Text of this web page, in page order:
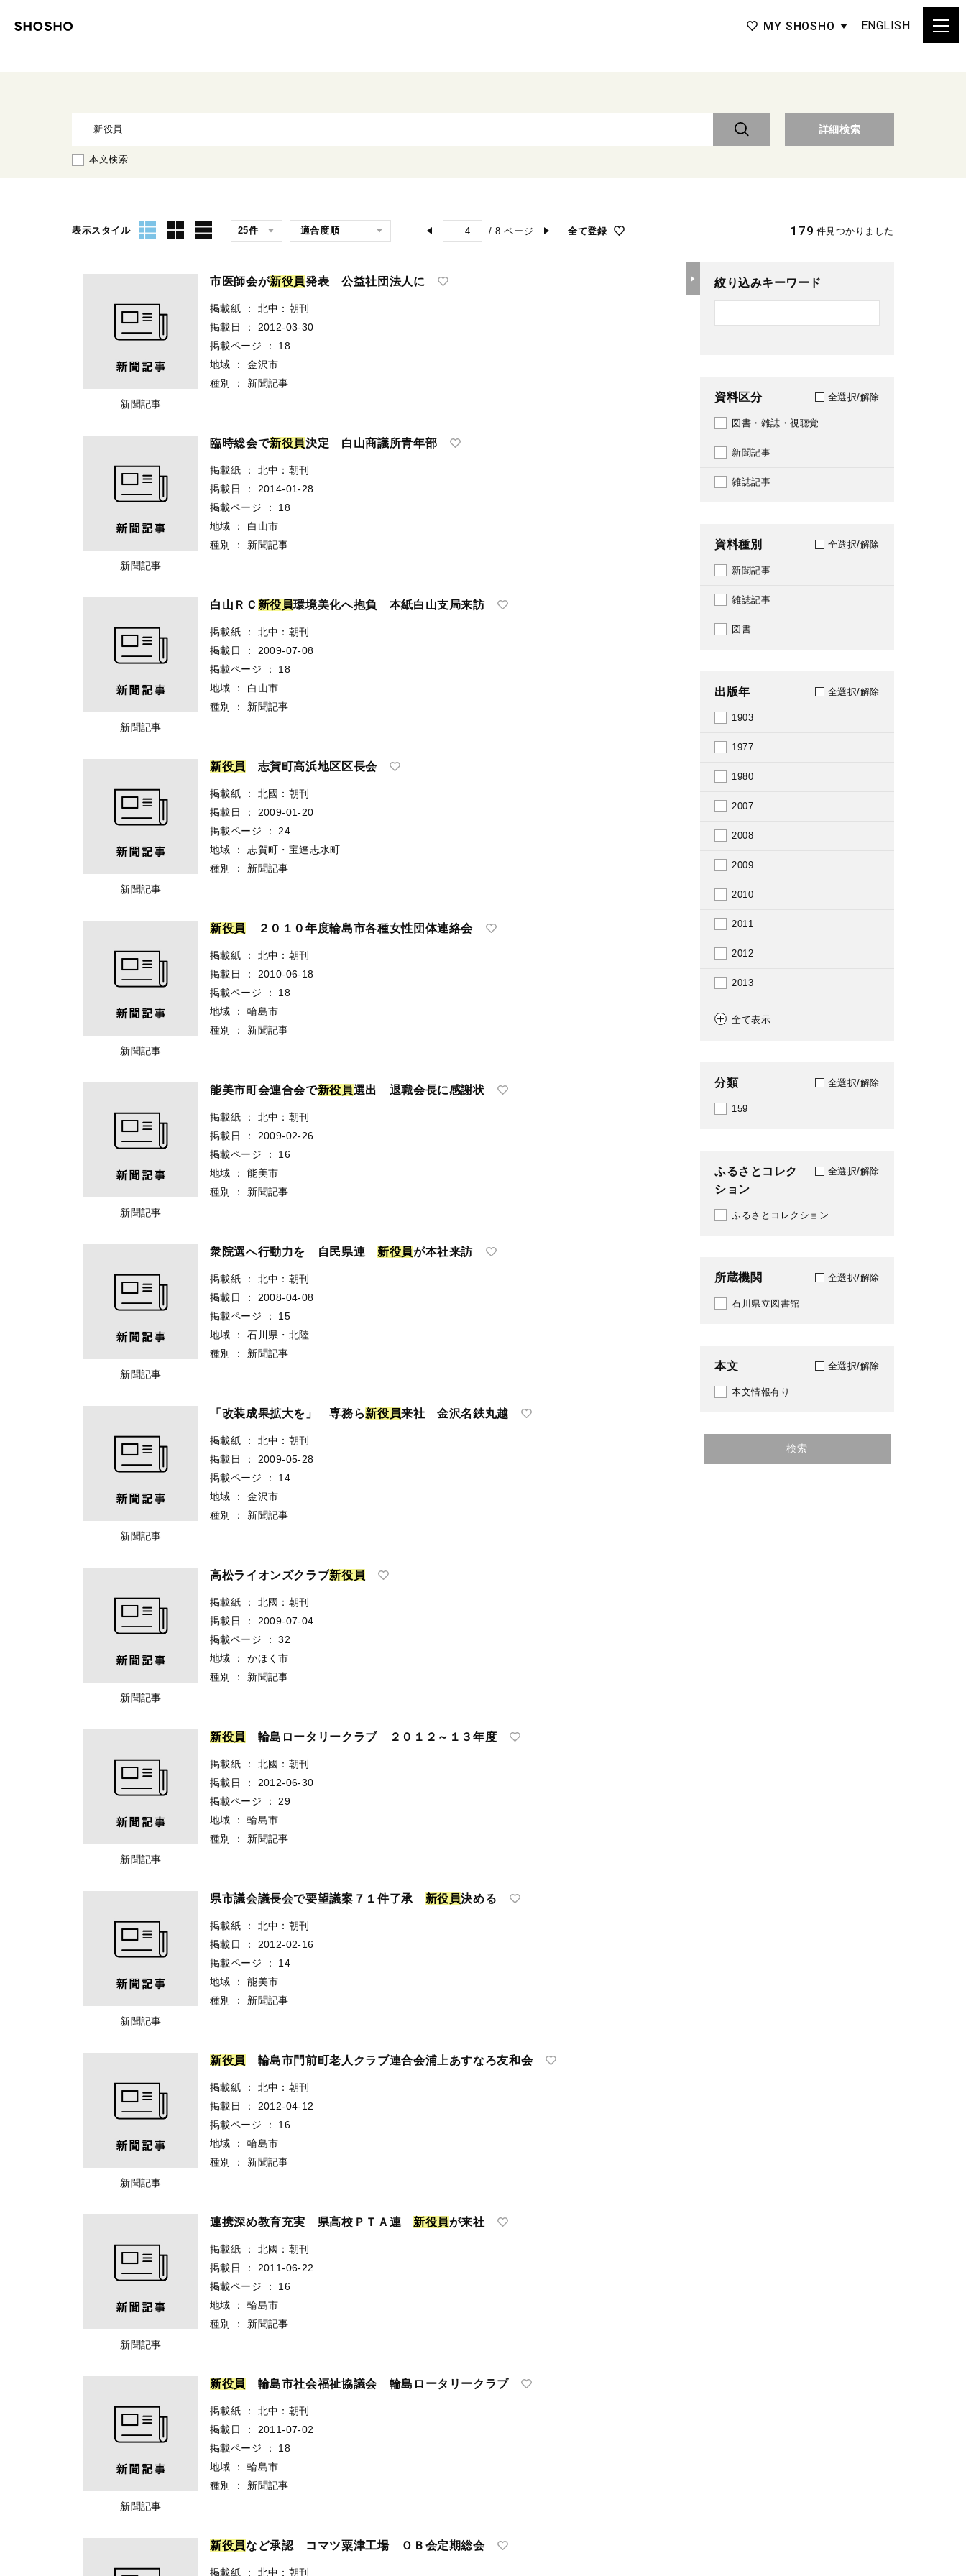
MY SHOSHO ENGLISH
詳細検索
本文検索
表示スタイル / 8 ページ 全て登録 179 件見つかりました
新聞記事
市医師会が新役員発表 公益社団法人に
掲載紙 ：
北中：朝刊
掲載日
：
2012-03-30
掲載ページ
：
18
地域
：
金沢市
種別
： 新聞記事
新聞記事
臨時総会で新役員決定 白山商議所青年部
掲載紙 ：
北中：朝刊
掲載日
：
2014-01-28
掲載ページ
：
18
地域
：
白山市
種別
： 新聞記事
新聞記事
白山ＲＣ 新役 員環境美化へ抱負 本紙白山支局来訪
掲載紙 ：
北中：朝刊
掲載日
：
2009-07-08
掲載ページ
：
18
地域
：
白山市
種別
： 新聞記事
新聞記事
新役員 志賀町高浜地区区長会
掲載紙 ：
北國：朝刊
掲載日
：
2009-01-20
掲載ページ
：
24
地域
：
志賀町・宝達志水町
種別
： 新聞記事
新聞記事
新役員 ２０１０年度輪島市各種女性団体連絡会
掲載紙 ：
北中：朝刊
掲載日
：
2010-06-18
掲載ページ
：
18
地域
：
輪島市
種別
： 新聞記事
新聞記事
能美市町会連合会で新役 員選出 退職会長に感謝状
掲載紙 ：
北中：朝刊
掲載日
：
2009-02-26
掲載ページ
：
16
地域
：
能美市
種別
： 新聞記事
新聞記事
衆院選へ行動力を 自民県連 新役員が本社来訪
掲載紙 ：
北中：朝刊
掲載日
：
2008-04-08
掲載ページ
：
15
地域
：
石川県・北陸
種別
： 新聞記事
新聞記事
「改装成果拡大を」 専務ら新役 員来社 金沢名鉄丸越
掲載紙 ：
北中：朝刊
掲載日
：
2009-05-28
掲載ページ
：
14
地域
：
金沢市
種別
： 新聞記事
新聞記事
高松ライオンズクラブ新役 員
掲載紙 ：
北國：朝刊
掲載日
：
2009-07-04
掲載ページ
：
32
地域
：
かほく市
種別
： 新聞記事
新聞記事
新役員 輪島ロータリークラブ ２０１２～１３年度
掲載紙 ：
北國：朝刊
掲載日
：
2012-06-30
掲載ページ
：
29
地域
：
輪島市
種別
： 新聞記事
新聞記事
県市議会議長会で要望議案７１件了承 新役 員決める
掲載紙 ：
北中：朝刊
掲載日
：
2012-02-16
掲載ページ
：
14
地域
：
能美市
種別
： 新聞記事
新聞記事
新役員 輪島市門前町老人クラブ連合会浦上あすなろ友和会
掲載紙 ：
北中：朝刊
掲載日
：
2012-04-12
掲載ページ
：
16
地域
：
輪島市
種別
： 新聞記事
新聞記事
連携深め教育充実 県高校ＰＴＡ連 新役員が来社
掲載紙 ：
北國：朝刊
掲載日
：
2011-06-22
掲載ページ
：
16
地域
：
輪島市
種別
： 新聞記事
新聞記事
新役員 輪島市社会福祉協議会 輪島ロータリークラブ
掲載紙 ：
北中：朝刊
掲載日
：
2011-07-02
掲載ページ
：
18
地域
：
輪島市
種別
： 新聞記事
新役員など承認 コマツ粟津工場 ＯＢ会定期総会
掲載紙 ： 北中：朝刊
絞り込みキーワード
資料区分 全選択/解除
図書・雑誌・視聴覚
新聞記事
雑誌記事
資料種別 全選択/解除
新聞記事
雑誌記事
図書
出版年 全選択/解除
1903
1977
1980
2007
2008
2009
2010
2011
2012
2013
2014
2020
2021
2023
2024
全て表示
分類 全選択/解除
159
ふるさとコレク
ション
全選択/解除
ふるさとコレクション
所蔵機関 全選択/解除
石川県立図書館
本文 全選択/解除
本文情報有り
検索